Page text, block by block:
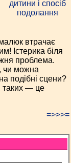
втрачає
Істерика біля
проблема.
чи можна
подібні сцени?
таких — це
=>>>=